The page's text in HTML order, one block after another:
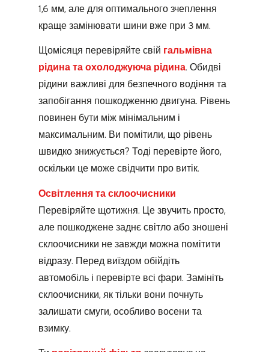
1,6 мм, але для оптимального зчеплення
краще замінювати шини вже при 3 мм.
Щомісяця перевіряйте свій гальмівна
рідина та охолоджуюча рідина. Обидві
рідини важливі для безпечного водіння та
запобігання пошкодженню двигуна. Рівень
повинен бути між мінімальним і
максимальним. Ви помітили, що рівень
швидко знижується? Тоді перевірте його,
оскільки це може свідчити про витік.
Освітлення та склоочисники
Перевіряйте щотижня. Це звучить просто,
але пошкоджене заднє світло або зношені
склоочисники не завжди можна помітити
відразу. Перед виїздом обійдіть
автомобіль і перевірте всі фари. Замініть
склоочисники, як тільки вони почнуть
залишати смуги, особливо восени та
взимку.